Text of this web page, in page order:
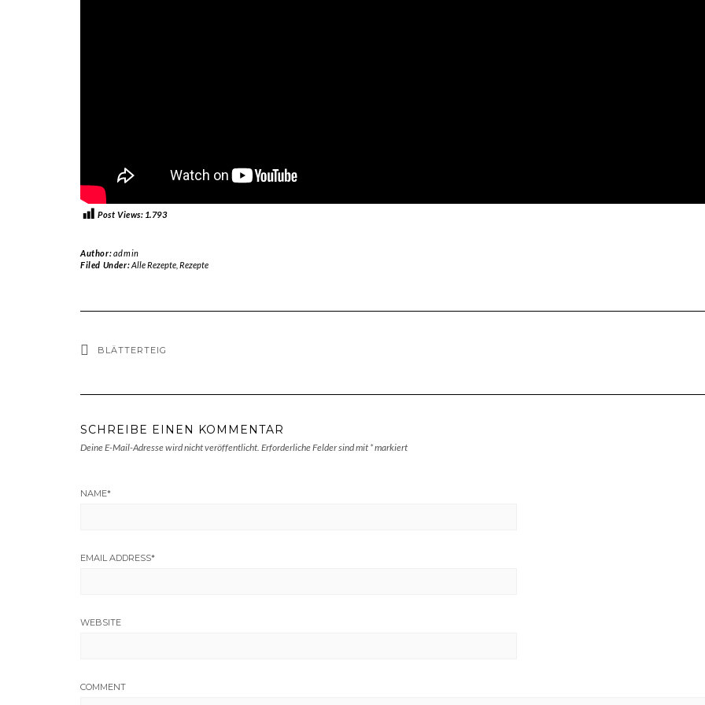
Post Views: 1.793
Author:admin
Filed Under:Alle Rezepte, Rezepte
BLÄTTERTEIG
SCHREIBE EINEN KOMMENTAR
Deine E-Mail-Adresse wird nicht veröffentlicht. Erforderliche Felder sind mit *markiert
NAME*
EMAIL ADDRESS*
WEBSITE
COMMENT